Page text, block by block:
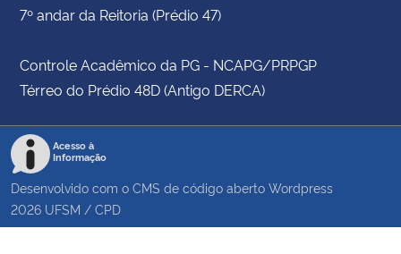
7º andar da Reitoria (Prédio 47)
Controle Acadêmico da PG - NCAPG/PRPGP
Térreo do Prédio 48D (Antigo DERCA)
Acesso à
Informação
Desenvolvido com o CMS de código aberto Wordpress
2026 UFSM / CPD